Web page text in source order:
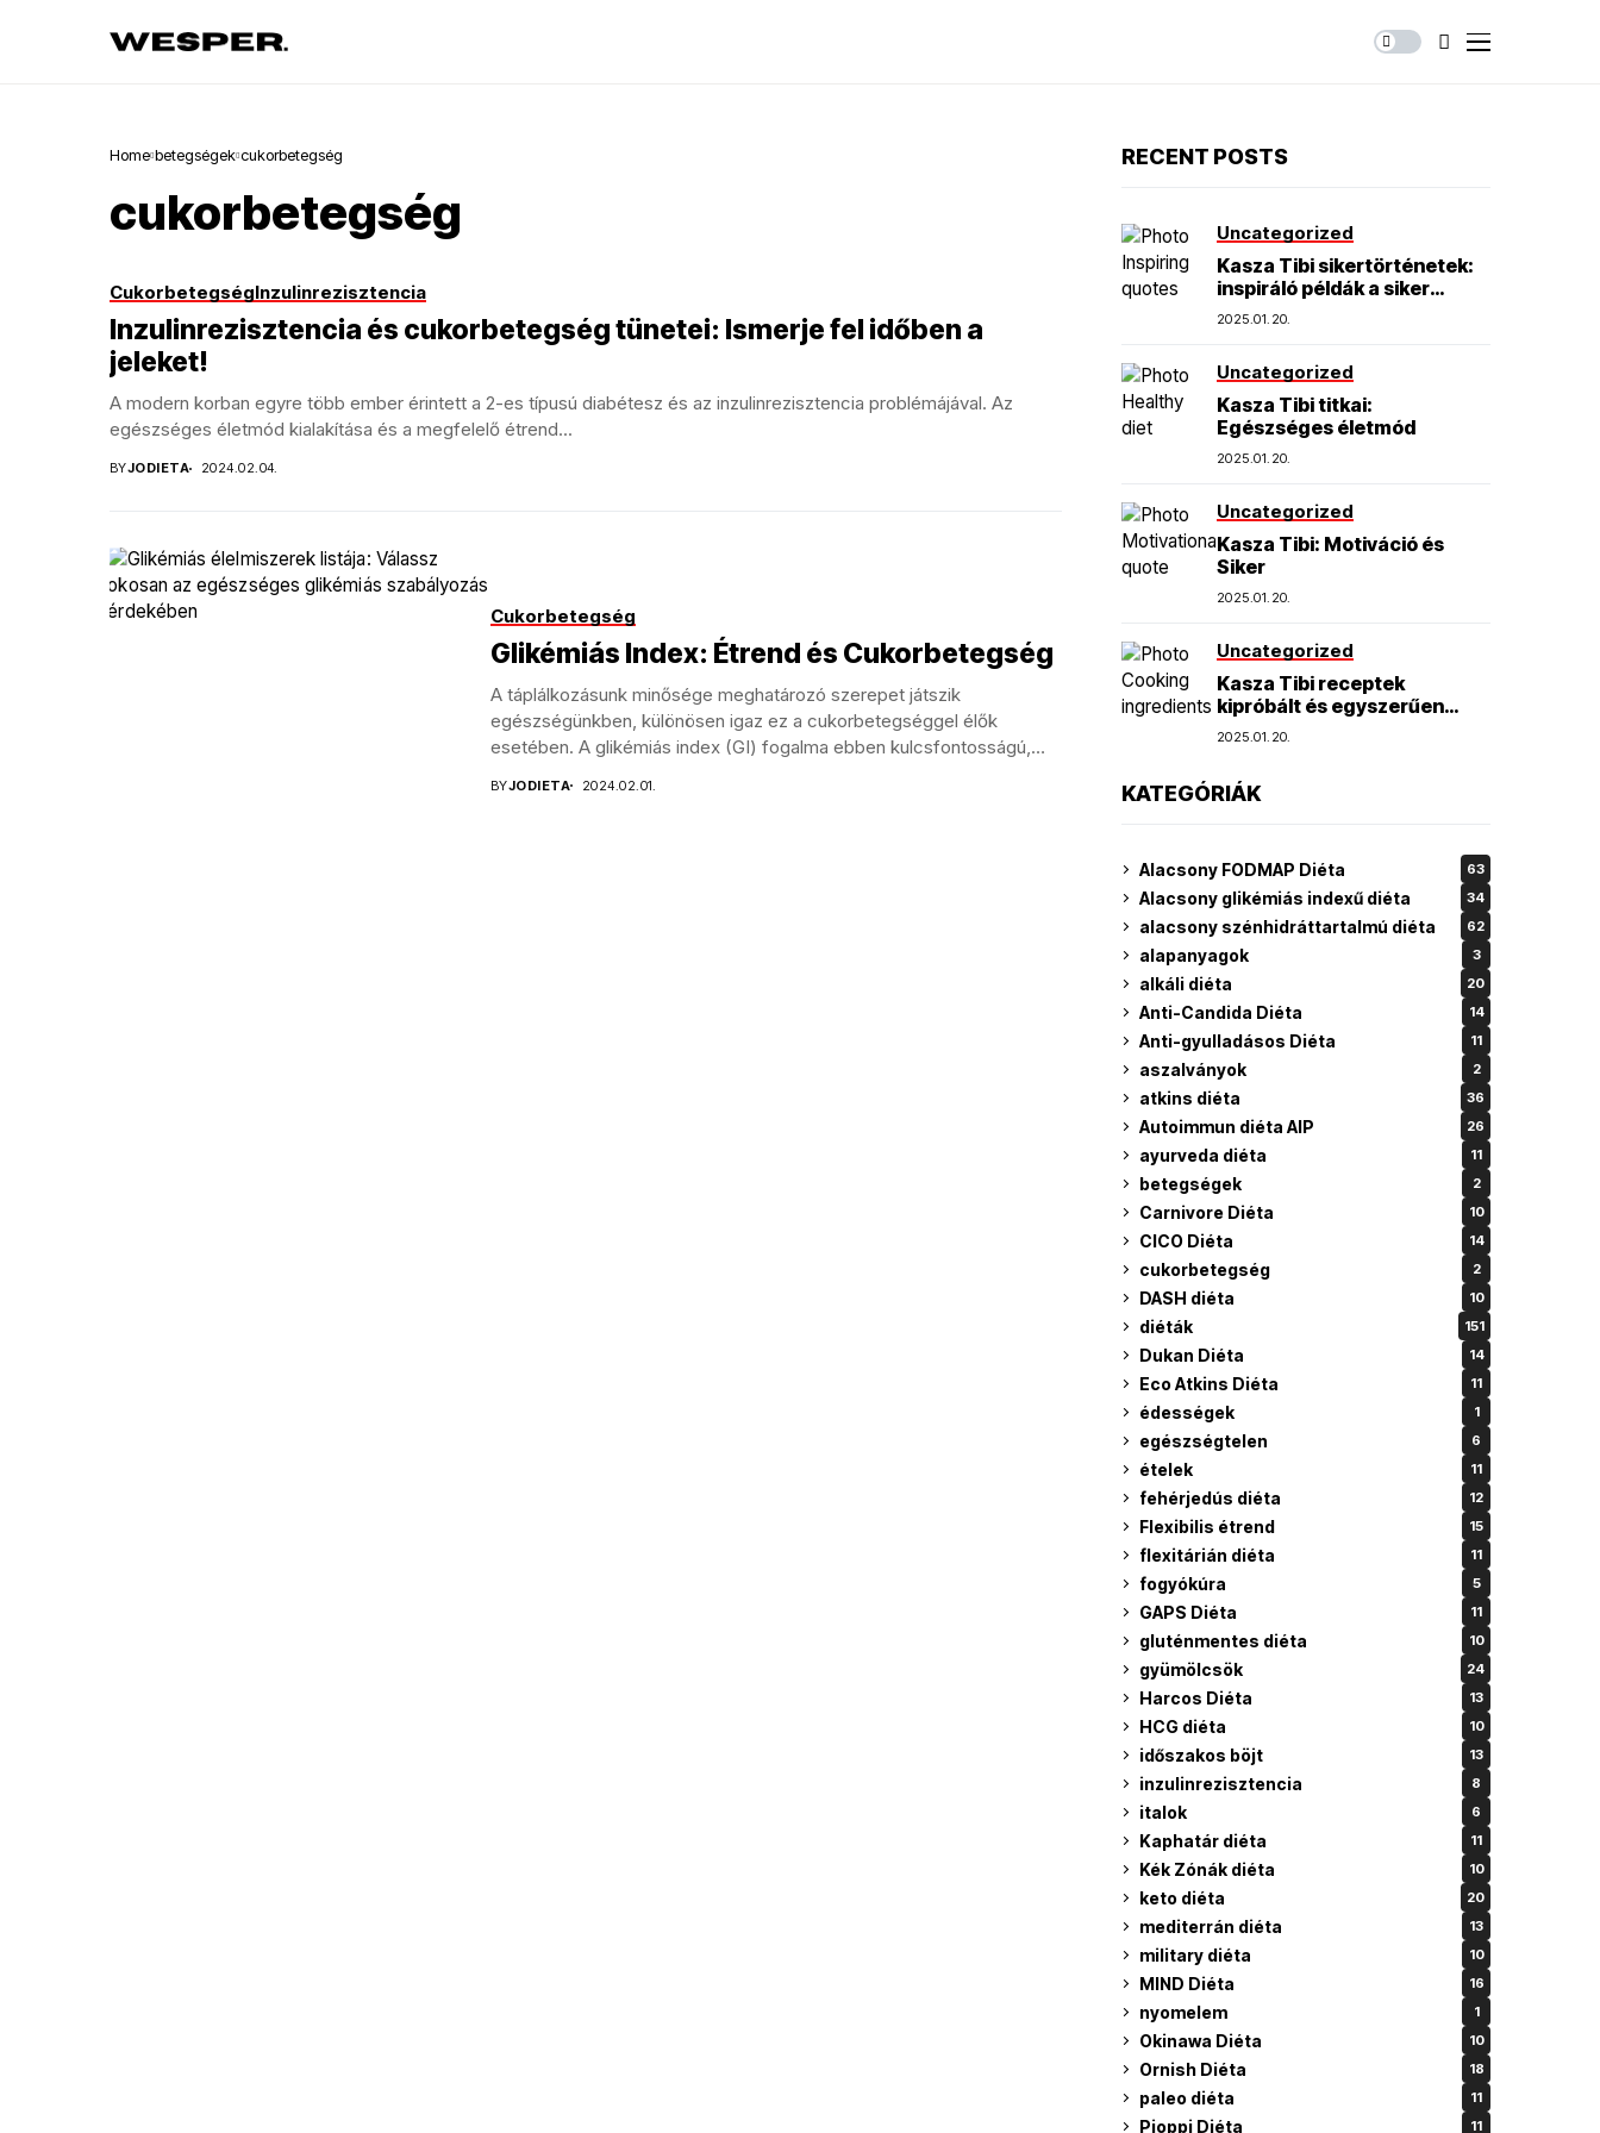
Home betegségek cukorbetegség
cukorbetegség
CukorbetegségInzulinrezisztencia
Inzulinrezisztencia és cukorbetegség tünetei: Ismerje fel időben a
jeleket!
A modern korban egyre több ember érintett a 2-es típusú diabétesz és az inzulinrezisztencia problémájával. Az
egészséges életmód kialakítása és a megfelelő étrend...
BYJODIETA 2024.02.04.
Cukorbetegség
Glikémiás Index: Étrend és Cukorbetegség
A táplálkozásunk minősége meghatározó szerepet játszik
egészségünkben, különösen igaz ez a cukorbetegséggel élők
esetében. A glikémiás index (GI) fogalma ebben kulcsfontosságú,
BYJODIETA 2024.02.01.
RECENT POSTS
Uncategorized
Kasza Tibi sikertörténetek:
inspiráló példák a siker
elérésére
2025.01.20.
Uncategorized
Kasza Tibi titkai:
Egészséges életmód
2025.01.20.
Uncategorized
Kasza Tibi: Motiváció és
Siker
2025.01.20.
Uncategorized
Kasza Tibi receptek
kipróbált és egyszerűen
elkészíthető finomságok
2025.01.20.
KATEGÓRIÁK
Alacsony FODMAP Diéta 63
Alacsony glikémiás indexű diéta 34
alacsony szénhidráttartalmú diéta 62
alapanyagok 3
alkáli diéta 20
Anti-Candida Diéta 14
Anti-gyulladásos Diéta 11
aszalványok 2
atkins diéta 36
Autoimmun diéta AIP 26
ayurveda diéta 11
betegségek 2
Carnivore Diéta 10
CICO Diéta 14
cukorbetegség 2
DASH diéta 10
diéták 151
Dukan Diéta 14
Eco Atkins Diéta 11
édességek 1
egészségtelen 6
ételek 11
fehérjedús diéta 12
Flexibilis étrend 15
flexitárián diéta 11
fogyókúra 5
GAPS Diéta 11
gluténmentes diéta 10
gyümölcsök 24
Harcos Diéta 13
HCG diéta 10
időszakos böjt 13
inzulinrezisztencia 8
italok 6
Kaphatár diéta 11
Kék Zónák diéta 10
keto diéta 20
mediterrán diéta 13
military diéta 10
MIND Diéta 16
nyomelem 1
Okinawa Diéta 10
Ornish Diéta 18
paleo diéta 11
Pioppi Diéta 11